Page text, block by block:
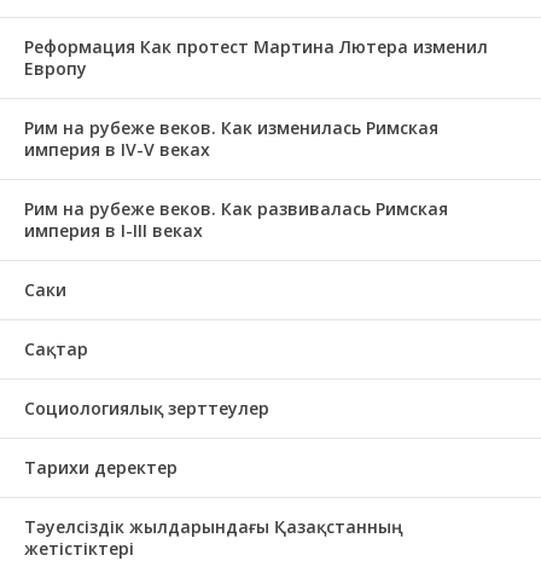
Реформация Как протест Мартина Лютера изменил
Европу
Рим на рубеже веков. Как изменилась Римская
империя в IV-V веках
Рим на рубеже веков. Как развивалась Римская
империя в І-ІІІ веках
Саки
Сақтар
Социологиялық зерттеулер
Тарихи деректер
Тәуелсіздік жылдарындағы Қазақстанның
жетістіктері